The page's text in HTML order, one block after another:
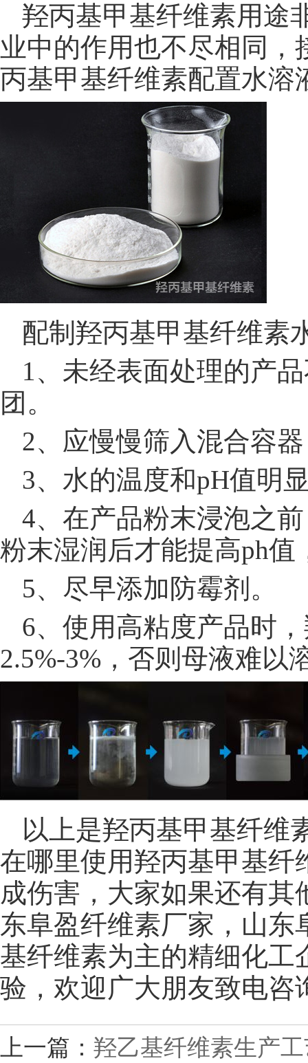
羟丙基甲基纤维素用途
业中的作用也不尽相同
丙基甲基纤维素配置水溶
配制羟丙基甲基纤维素
1、未经表面处理的产
团。
2、应慢慢筛入混合容
3、水的温度和pH值明
4、在产品粉末浸泡之
粉末湿润后才能提高ph值
5、尽早添加防霉剂。
6、使用高粘度产品时
2.5%-3%，否则母液难以
以上是羟丙基甲基纤维
在哪里使用羟丙基甲基纤
成伤害，大家如果还有
东阜盈纤维素厂家，山
基纤维素为主的精细化工
验，欢迎广大朋友致电咨
上一篇： 羟乙基纤维素生产